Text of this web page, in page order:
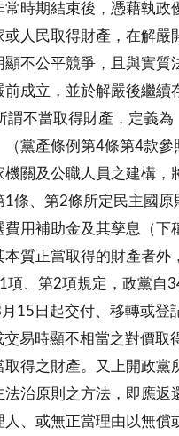
時期結束後，憑藉執
人民取得財產，在解
不公平競爭，且與實
成立，並於解嚴後繼
謂不當取得財產，定義
黨產條例第4條第4款
關及公職人員之建構
條、第2條所定民主國
用補助金及其孳息（
質正當取得的財產者
項、第2項規定，政黨自
15日起交付、移轉或
易時顯不相當之對價
得之財產。又上開政
治原則之方法，即應
、或無正當理由以無